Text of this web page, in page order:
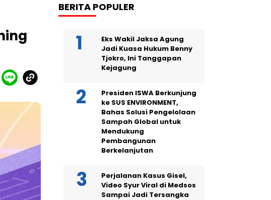
BERITA POPULER
Eks Wakil Jaksa Agung
Jadi Kuasa Hukum Benny
Tjokro, Ini Tanggapan
Kejagung
Presiden ISWA Berkunjung
ke SUS ENVIRONMENT,
Bahas Solusi Pengelolaan
Sampah Global untuk
Mendukung
Pembangunan
Berkelanjutan
Perjalanan Kasus Gisel,
Video Syur Viral di Medsos
Sampai Jadi Tersangka